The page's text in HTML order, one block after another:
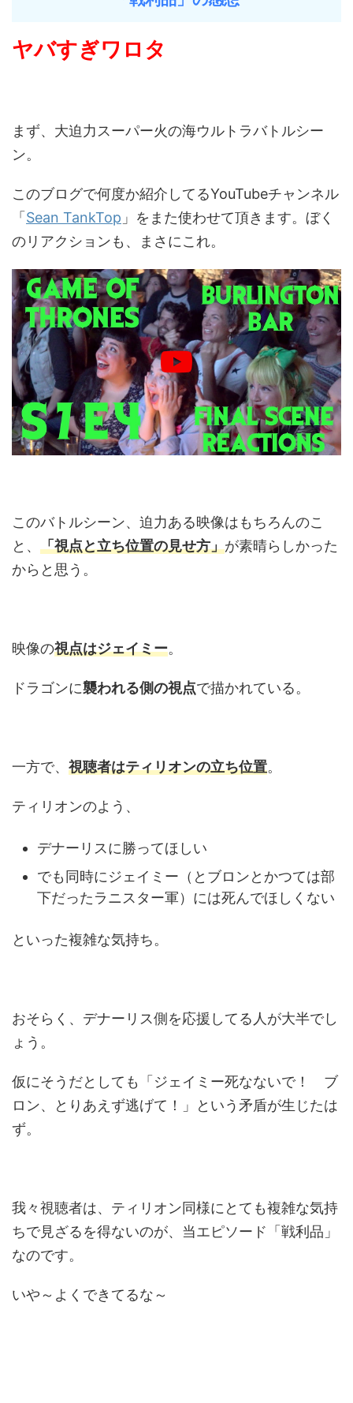
ヤバすぎワロタ
まず、大迫力スーパー火の海ウルトラバトルシー
ン。
このブログで何度か紹介してるYouTubeチャンネル
「 Sean TankTop 」をまた使わせて頂きます。ぼく
のリアクションも、まさにこれ。
このバトルシーン、迫力ある映像はもちろんのこ
と、 「視点と立ち位置の見せ方」が素晴らしかった
からと思う。
映像の視点はジェイミー。
ドラゴンに襲われる側の視点で描かれている。
一方で、 視聴者はティリオンの立ち位置。
ティリオンのよう、
デナーリスに勝ってほしい
でも同時にジェイミー（とブロンとかつては部
下だったラニスター軍）には死んでほしくない
といった複雑な気持ち。
おそらく、デナーリス側を応援してる人が大半でし
ょう。
仮にそうだとしても「ジェイミー死なないで！ ブ
ロン、とりあえず逃げて！」という矛盾が生じたは
ず。
我々視聴者は、ティリオン同様にとても複雑な気持
ちで見ざるを得ないのが、当エピソード「戦利品」
なのです。
いや～よくできてるな～